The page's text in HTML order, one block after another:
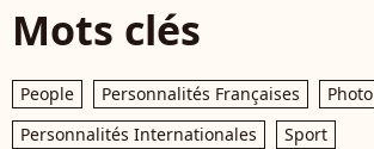
Mots clés
People Personnalités Françaises
Photo
Personnalités Internationales
Sport